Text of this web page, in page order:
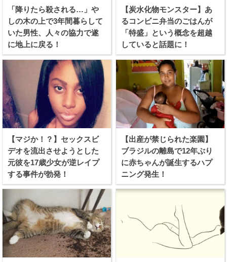
「降りたら殺される…」や
しの木の上で3年間暮らして
いた男性、人々の協力で遂
に地上に戻る！
【炭水化物モンスター】あ
るコンビニ弁当のごはんが
「特盛」という概念を超越
していると話題に！
【マジか！？】セックスビ
デオを流出させようとした
元彼を17歳少女が逆レイプ
する事件が勃発！
【出産が禁じられた楽園】
ブラジルの離島で12年ぶり
に赤ちゃんが誕生するハプ
ニング発生！